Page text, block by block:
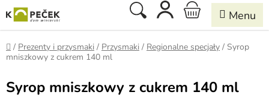
do
treści
Szukaj KOSZYK
Home
/ Prezenty i przysmaki / Przysmaki / Regionalne specjały / Syrop
mniszkowy z cukrem 140 ml
Syrop mniszkowy z cukrem 140 ml